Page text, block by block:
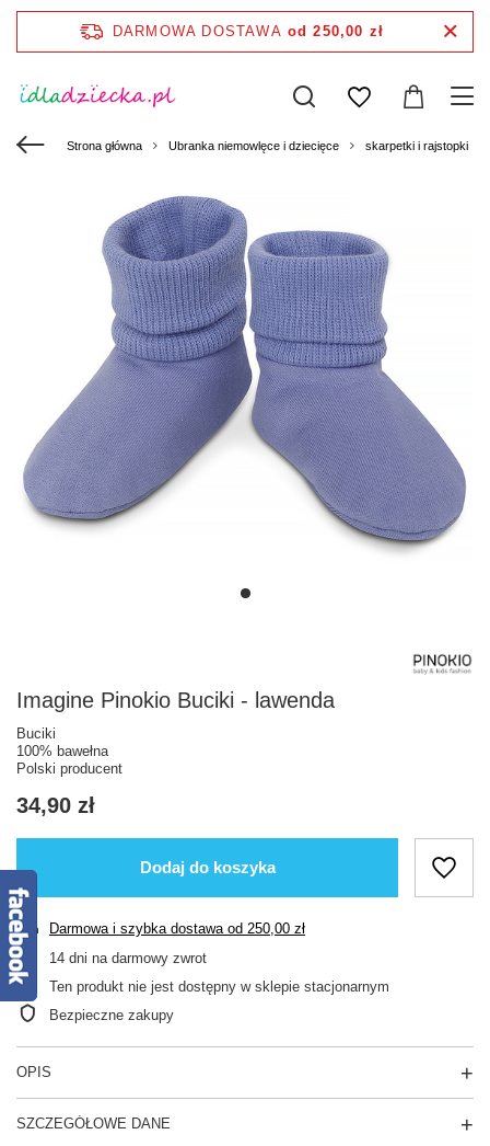
DARMOWA DOSTAWA od 250,00 zł
Strona główna Ubranka niemowlęce i dziecięce skarpetki i rajstopki
Imagine Pinokio Buciki - lawenda
Buciki
100% bawełna
Polski producent
34,90 zł
Dodaj do koszyka
Darmowa i szybka dostawa od 250,00 zł
14 dni na darmowy zwrot
Ten produkt nie jest dostępny w sklepie stacjonarnym
Bezpieczne zakupy
OPIS
SZCZEGÓŁOWE DANE